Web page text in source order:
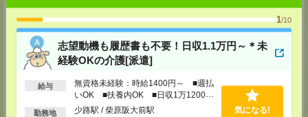
1/10
志望動機も履歴書も不要！日収1.1万円～＊未
経験OKの介護[派遣]
給与
無資格未経験：時給1400円～ ■週払
いOK ■扶養内OK ■日収1万1200円
以上
勤務地 少路駅 / 柴原阪大前駅 気になる!
【電話登録】30分程度
・経験やご希望などをインタビュー
・お仕事のご紹介など
登録場所
大阪府大阪市北区堂島2-2-2 近鉄堂島ビル11ＦMAP
TEL：0120-923-052
MAIL：CS_OSAKA@manpowergroup.jp